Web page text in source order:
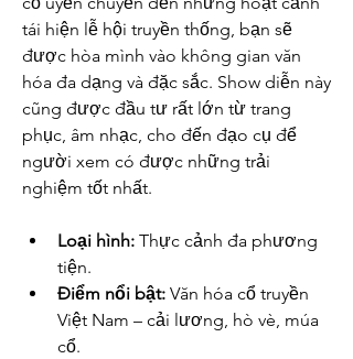
tái hiện lễ hội truyền thống, bạn sẽ
được hòa mình vào không gian văn
hóa đa dạng và đặc sắc. Show diễn này
cũng được đầu tư rất lớn từ trang
phục, âm nhạc, cho đến đạo cụ để
người xem có được những trải
nghiệm tốt nhất.
Loại hình: Thực cảnh đa phương
tiện.
Điểm nổi bật: Văn hóa cổ truyền
Việt Nam – cải lương, hò vè, múa
cổ.